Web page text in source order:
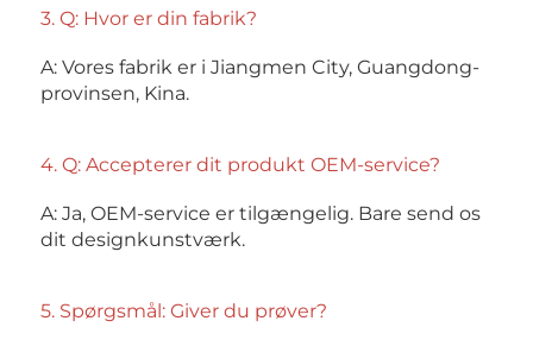
3. Q: Hvor er din fabrik?
A: Vores fabrik er i Jiangmen City, Guangdong-
provinsen, Kina.
4. Q: Accepterer dit produkt OEM-service?
A: Ja, OEM-service er tilgængelig. Bare send os
dit designkunstværk.
5. Spørgsmål: Giver du prøver?